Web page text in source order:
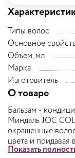
Типы волос
Основное
Объем, мл
Марка
Изготовитель
О товаре
Бальзам -
Миндаль JOC
окрашенные
цвета и
шелковистость.
Показать